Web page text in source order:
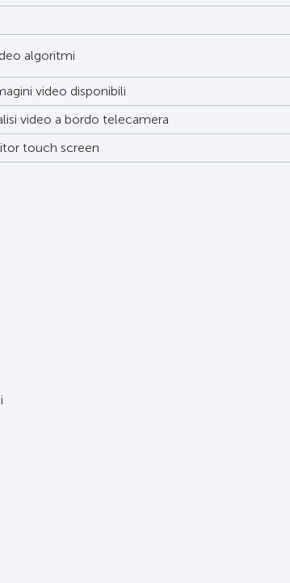
algoritmi
video disponibili
video a bordo telecamera
touch screen